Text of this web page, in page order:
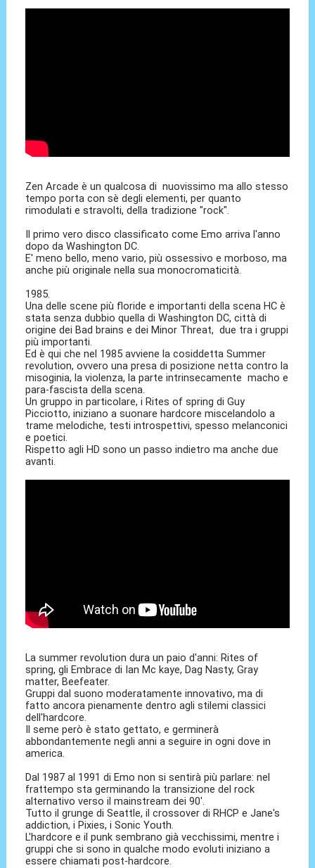
Zen Arcade è un qualcosa di nuovissimo ma allo stesso
tempo porta con sè degli elementi, per quanto
rimodulati e stravolti, della tradizione "rock".
Il primo vero disco classificato come Emo arriva l'anno
dopo da Washington DC.
E' meno bello, meno vario, più ossessivo e morboso, ma
anche più originale nella sua monocromaticità.
1985.
Una delle scene più floride e importanti della scena HC è
stata senza dubbio quella di Washington DC, città di
origine dei Bad brains e dei Minor Threat, due tra i gruppi
più importanti.
Ed è qui che nel 1985 avviene la cosiddetta Summer
revolution, ovvero una presa di posizione netta contro la
misoginia, la violenza, la parte intrinsecamente macho e
para-fascista della scena.
Un gruppo in particolare, i Rites of spring di Guy
Picciotto, iniziano a suonare hardcore miscelandolo a
trame melodiche, testi introspettivi, spesso melanconici
e poetici.
Rispetto agli HD sono un passo indietro ma anche due
avanti.
La summer revolution dura un paio d'anni: Rites of
spring, gli Embrace di Ian Mc kaye, Dag Nasty, Gray
matter, Beefeater.
Gruppi dal suono moderatamente innovativo, ma di
fatto ancora pienamente dentro agli stilemi classici
dell'hardcore.
Il seme però è stato gettato, e germinerà
abbondantemente negli anni a seguire in ogni dove in
america.
Dal 1987 al 1991 di Emo non si sentirà più parlare: nel
frattempo sta germinando la transizione del rock
alternativo verso il mainstream dei 90'.
Tutto il grunge di Seattle, il crossover di RHCP e Jane's
addiction, i Pixies, i Sonic Youth.
L'hardcore e il punk sembrano già vecchissimi, mentre i
gruppi che si sono in qualche modo evoluti iniziano a
essere chiamati post-hardcore.